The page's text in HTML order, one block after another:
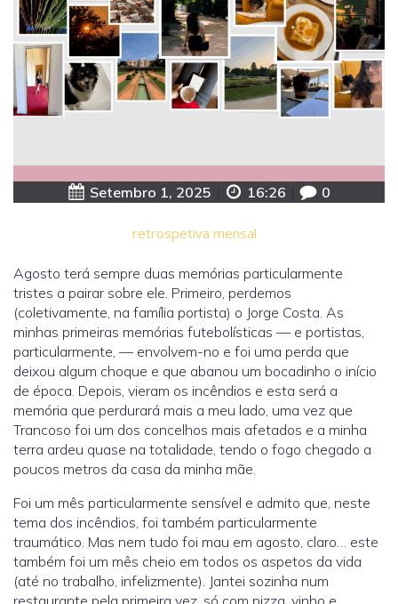
Setembro 1, 2025 16:26 0
retrospetiva mensal
Agosto terá sempre duas memórias particularmente
tristes a pairar sobre ele. Primeiro, perdemos
(coletivamente, na família portista) o Jorge Costa. As
minhas primeiras memórias futebolísticas — e portistas,
particularmente, — envolvem-no e foi uma perda que
deixou algum choque e que abanou um bocadinho o início
de época. Depois, vieram os incêndios e esta será a
memória que perdurará mais a meu lado, uma vez que
Trancoso foi um dos concelhos mais afetados e a minha
terra ardeu quase na totalidade, tendo o fogo chegado a
poucos metros da casa da minha mãe.
Foi um mês particularmente sensível e admito que, neste
tema dos incêndios, foi também particularmente
traumático. Mas nem tudo foi mau em agosto, claro… este
também foi um mês cheio em todos os aspetos da vida
(até no trabalho, infelizmente). Jantei sozinha num